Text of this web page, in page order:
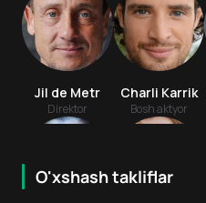
Jil de Metr
Direktor
Charli Karrik
Bosh aktyor
O'xshash takliflar
6 + 8.0